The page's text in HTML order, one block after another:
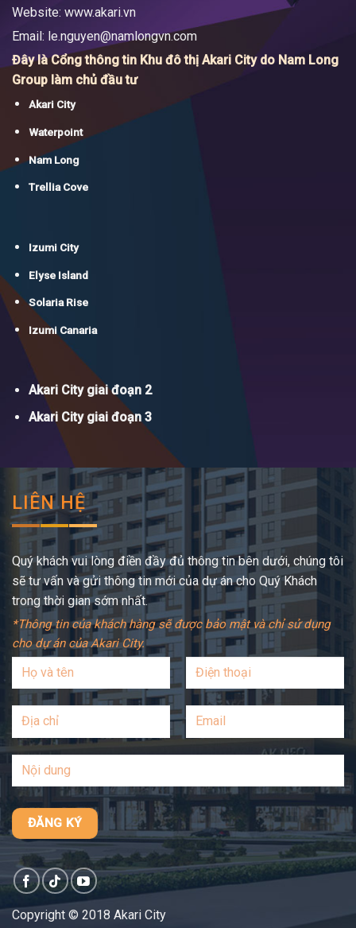
Website: www.akari.vn
Email: le.nguyen@namlongvn.com
Đây là Cổng thông tin Khu đô thị Akari City do Nam Long
Group làm chủ đầu tư
Akari City
Waterpoint
Nam Long
Trellia Cove
Izumi City
Elyse Island
Solaria Rise
Izumi Canaria
Akari City giai đoạn 2
Akari City giai đoạn 3
LIÊN HỆ
Quý khách vui lòng điền đầy đủ thông tin bên dưới, chúng tôi
sẽ tư vấn và gửi thông tin mới của dự án cho Quý Khách
trong thời gian sớm nhất.
*Thông tin của khách hàng sẽ được bảo mật và chỉ sử dụng
cho dự án của Akari City.
Copyright © 2018 Akari City